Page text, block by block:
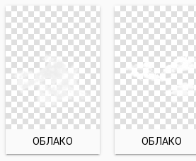
ОБЛАКО ОБЛАКО